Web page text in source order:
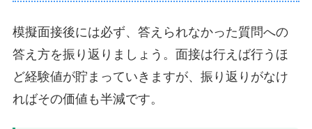
模擬面接後には必ず、答えられなかった質問への
答え方を振り返りましょう。面接は行えば行うほ
ど経験値が貯まっていきますが、振り返りがなけ
ればその価値も半減です。